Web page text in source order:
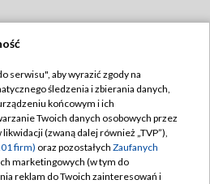
TVP
TVP
prywatności
Moje zgody
serwisu", aby wyrazić zgody na
śledzenia i zbierania danych,
końcowym i ich
Twoich danych osobowych przez
(zwaną dalej również „TVP”),
firm) oraz pozostałych Zaufanych
marketingowych (w tym do
reklam do Twoich zainteresowań i